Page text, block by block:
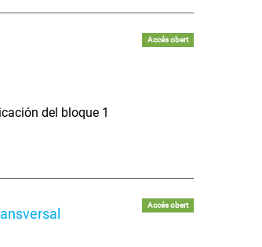
Accés obert
del bloque 1
Accés obert